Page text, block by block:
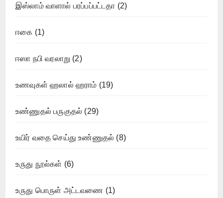
இஸ்லாம் வாளால் பரப்பப்பட்டதா (2)
ஈகை (1)
ஈஸா நபி வரலாறு (2)
உணவுகள் ஹலால் ஹராம் (19)
உண்ணுதல் பருகுதல் (29)
உயிர் வதை செய்து உண்ணுதல் (8)
உருது நூல்கள் (6)
உருது பொருள் அட்டவணை (1)